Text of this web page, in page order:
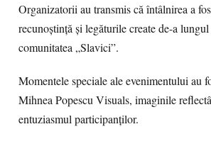
Organizatorii au transmis că întâlnirea a
recunoștință și legăturile create de-a
comunitatea „Slavici”.
Momentele speciale ale evenimentului au
Mihnea Popescu Visuals, imaginile
entuziasmul participanților.